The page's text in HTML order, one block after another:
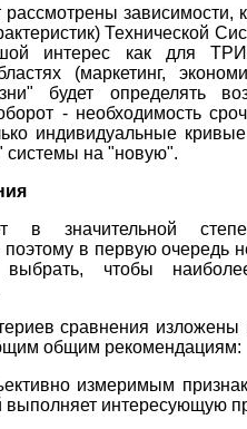
рассмотрены
Технической
интерес как для
(маркетинг,
будет определять
- необходимость
индивидуальные
системы на "новую".
в значительной
в первую очередь
чтобы
сравнения изложены
общим рекомендациям:
измеримым
интересующую